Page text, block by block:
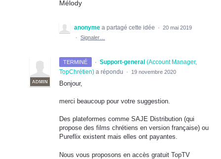
Mélody
anonyme a partagé cette idée · 20 mai 2019
· Signaler…
TERMINÉ ·
ADMIN
Support-general (Account Manager,
TopChrétien) a répondu · 19 novembre 2020
Bonjour,
merci beaucoup pour votre suggestion.
Des plateformes comme SAJE Distribution (qui
propose des films chrétiens en version française) ou
Pureflix existent mais elles ont payantes.
Nous vous proposons en accès gratuit TopTV